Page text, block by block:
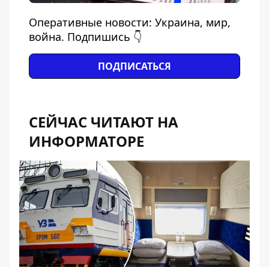
Оперативные новости: Украина, мир,
война. Подпишись 👇
ПОДПИСАТЬСЯ
СЕЙЧАС ЧИТАЮТ НА
ИНФОРМАТОРЕ